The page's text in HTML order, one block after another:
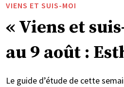
VIENS ET SUIS-MOI
« Viens et
au 9 août :
Le guide d’étude de cette